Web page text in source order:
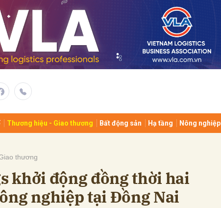
Thương hiệu - Giao thương Bất động sản Hạ tầng Nông nghiệp
thương
khởi động đồng thời hai
nghiệp tại Đồng Nai
Gửi bình luận